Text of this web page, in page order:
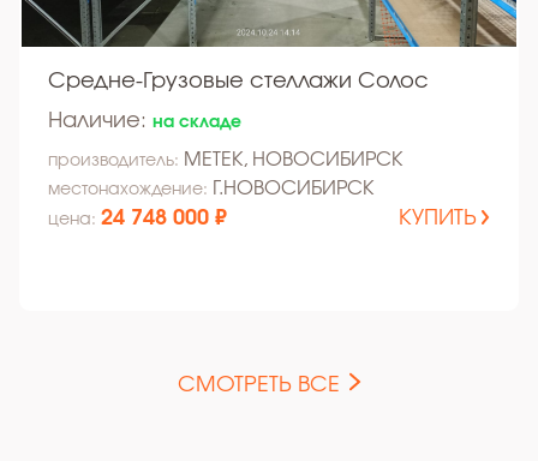
Средне-Грузовые стеллажи Солос
Наличие: на складе
производитель: МЕТЕК, НОВОСИБИРСК
местонахождение: Г.НОВОСИБИРСК
цена: 24 748 000 ₽ КУПИТЬ
СМОТРЕТЬ ВСЕ